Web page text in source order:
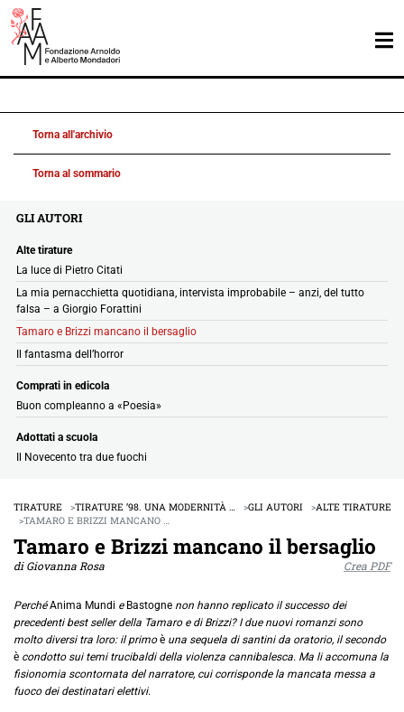
Torna all'archivio
Torna al sommario
GLI AUTORI
Alte tirature
La luce di Pietro Citati
La mia pernacchietta quotidiana, intervista improbabile – anzi, del tutto
falsa – a Giorgio Forattini
Tamaro e Brizzi mancano il bersaglio
Il fantasma dell’horror
Comprati in edicola
Buon compleanno a «Poesia»
Adottati a scuola
Il Novecento tra due fuochi
TIRATURE TIRATURE ’98. UNA MODERNITÀ … GLI AUTORI
ALTE TIRATURE
TAMARO E BRIZZI MANCANO …
Tamaro e Brizzi mancano il bersaglio
di Giovanna Rosa Crea PDF
PerchéAnima Mundi eBastogne non hanno replicato il successo dei
precedenti best seller della Tamaro e di Brizzi? I due nuovi romanzi sono
molto diversi tra loro: il primoè una sequela di santini da oratorio, il secondo
è condotto sui temi trucibaldi della violenza cannibalesca. Ma li accomuna la
fisionomia scontornata del narratore, cui corrisponde la mancata messa a
fuoco dei destinatari elettivi.